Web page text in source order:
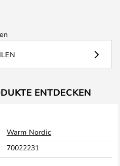
ENTDECKEN
Warm Nordic
70022231